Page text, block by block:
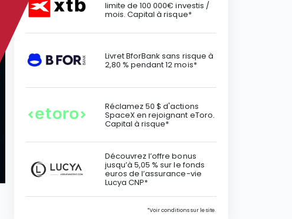
limite de 100 000€ investis /
mois. Capital à risque*
Livret BforBank sans risque à
2,80 % pendant 12 mois*
Réclamez 50 $ d'actions
SpaceX en rejoignant eToro.
Capital à risque*
Découvrez l’offre bonus
jusqu’à 5,05 % sur le fonds
euros de l’assurance-vie
Lucya CNP*
*Voir conditions sur le site.